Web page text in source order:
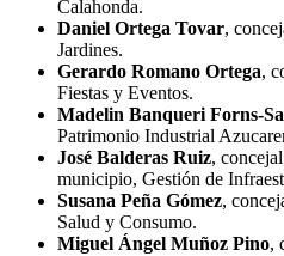
Calahonda.
Daniel Ortega Tovar,
Jardines.
Gerardo Romano Ortega,
Fiestas y Eventos.
Madelin Banqueri Forns-
Patrimonio Industrial
José Balderas Ruiz,
municipio, Gestión de
Susana Peña Gómez,
Salud y Consumo.
Miguel Ángel Muñoz Pino,